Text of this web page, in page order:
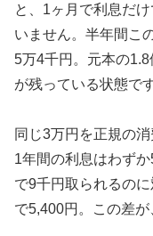
と、1ヶ月で利息だ
いません。半年間こ
5万4千円。元本の
が残っている状態です
同じ3万円を正規の
1年間の利息はわず
で9千円取られるの
で5,400円。この差が